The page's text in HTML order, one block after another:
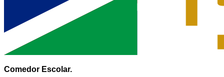
Comedor Escolar.